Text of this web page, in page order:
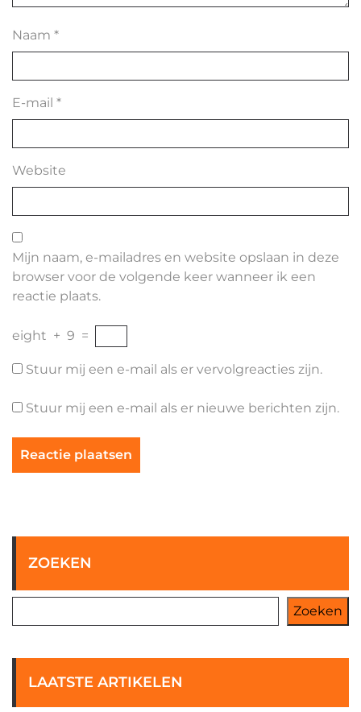
Naam *
E-mail *
Website
Mijn naam, e-mailadres en website opslaan in deze
browser voor de volgende keer wanneer ik een
reactie plaats.
eight + 9 =
Stuur mij een e-mail als er vervolgreacties zijn.
Stuur mij een e-mail als er nieuwe berichten zijn.
ZOEKEN
Zoeken
LAATSTE ARTIKELEN